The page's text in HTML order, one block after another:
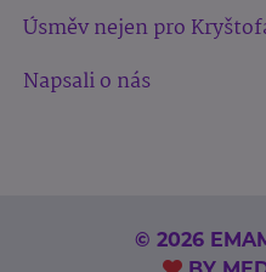
Úsměv nejen pro
Napsali o nás
© 2026